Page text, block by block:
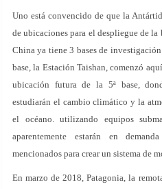
Uno está convencido de que la
de ubicaciones para el despliegue de
China ya tiene 3 bases de
base, la Estación Taishan, comenzó
ubicación futura de la 5ª base,
estudiarán el cambio climático y la
el océano. utilizando equipos
aparentemente estarán en
mencionados para crear un sistema de
En marzo de 2018, Patagonia, la